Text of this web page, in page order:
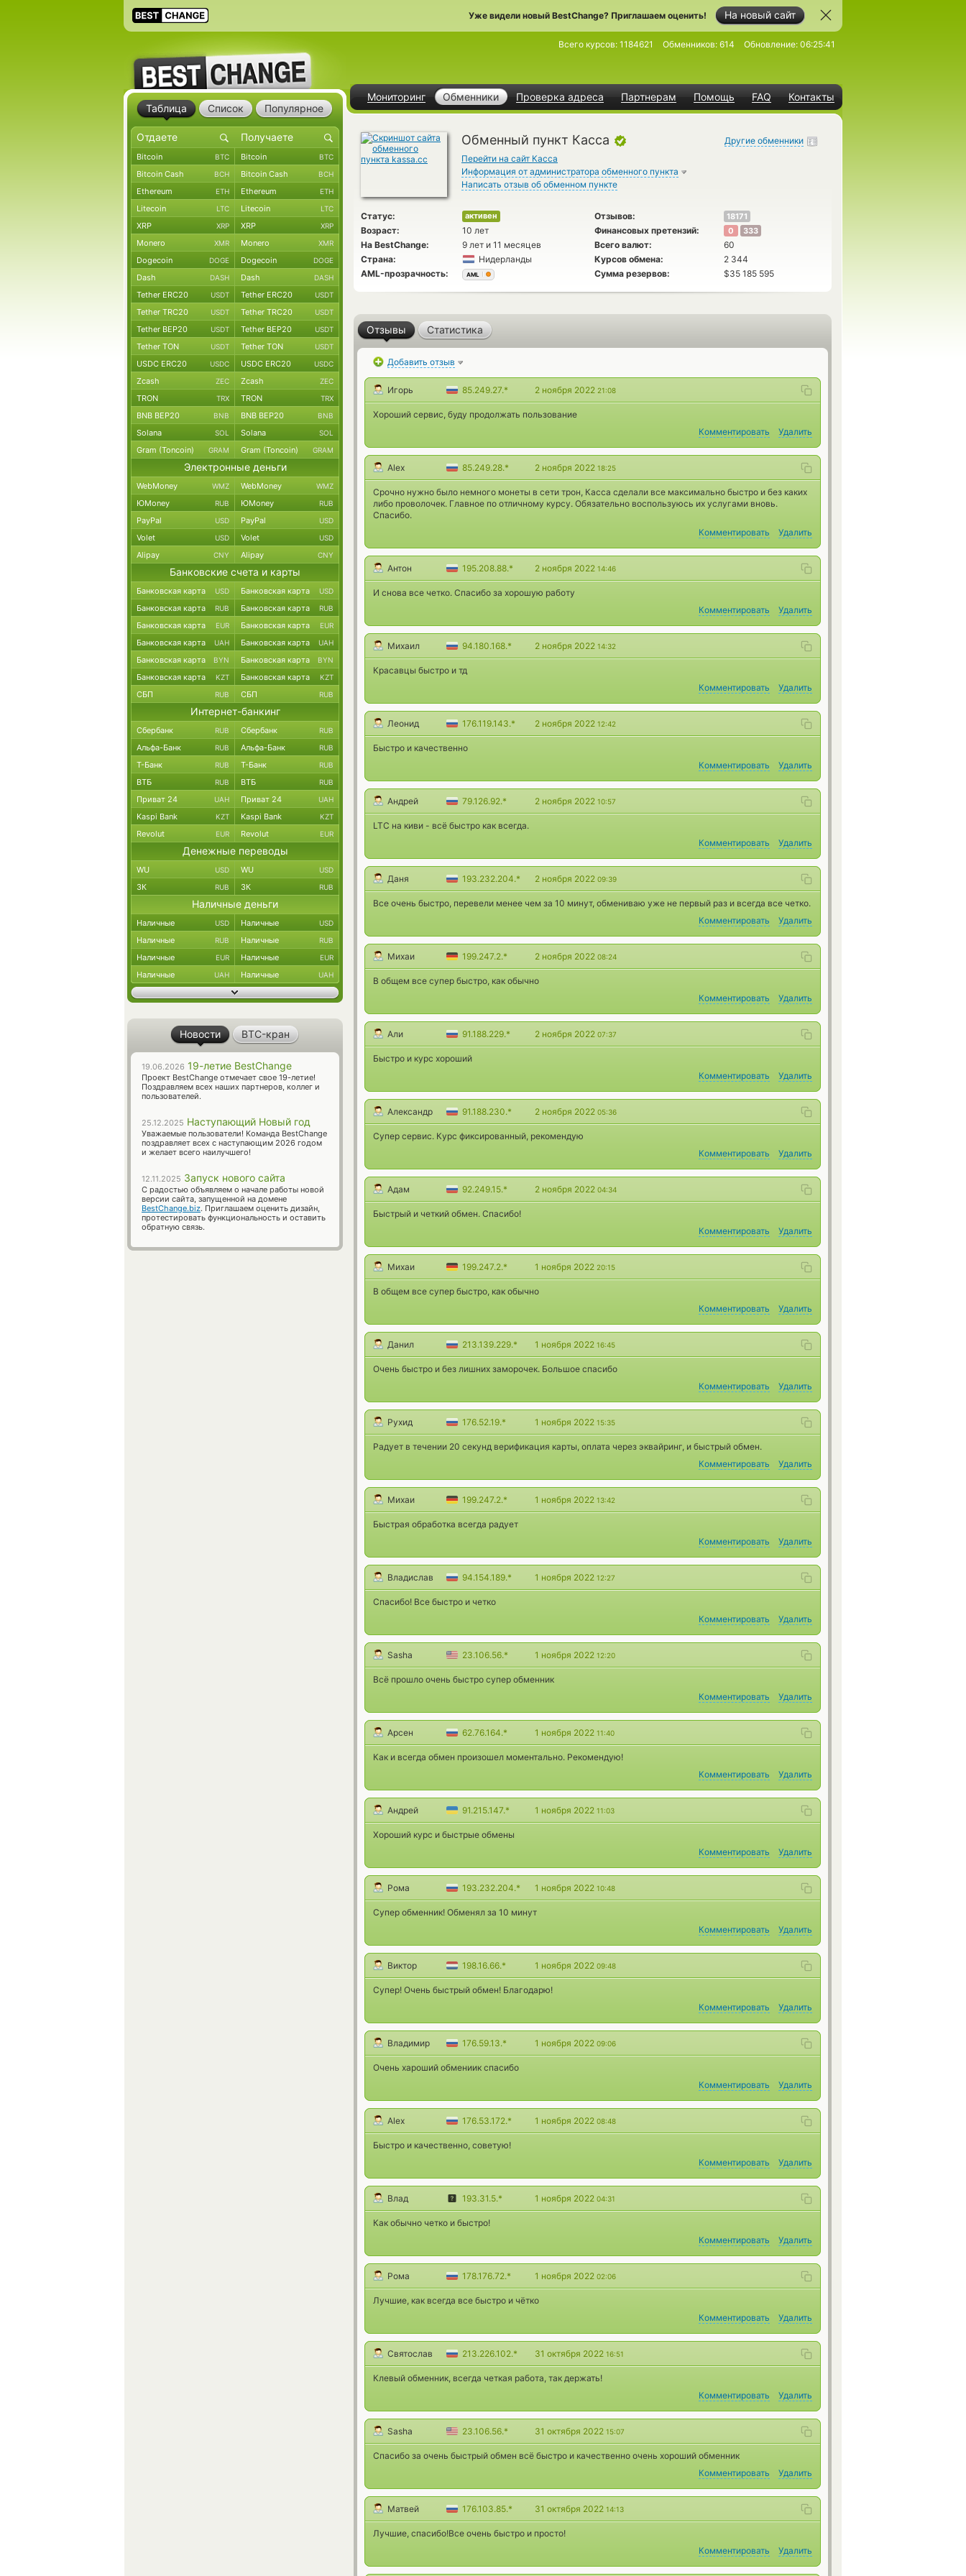
На новый сайт
Уже видели новый BestChange? Приглашаем оценить!
Мониторинг Обменники Проверка адреса Партнерам Помощь FAQ Контакты
Всего курсов: 1184621 Обменников: 614 Обновление: 06:25:41
Обменный пункт Касса
Перейти на сайт Касса
Информация от администратора обменного пункта
Написать отзыв об обменном пункте
Другие обменники
Статус: активен Отзывов: 18171
Возраст: 10 лет Финансовых претензий: 0 333
На BestChange: 9 лет и 11 месяцев Всего валют:
60
Страна:
Нидерланды Курсов обмена:
2 344
AML-прозрачность:
AML Сумма резервов: $35 185 595
Отзывы Статистика
Добавить отзыв
Игорь 85.249.27.* 2 ноября 2022 21:08
Хороший сервис, буду продолжать пользование
Комментировать
Удалить
Alex 85.249.28.* 2 ноября 2022 18:25
Срочно нужно было немного монеты в сети трон, Касса сделали все максимально быстро и без каких
либо проволочек. Главное по отличному курсу. Обязательно воспользуюсь их услугами вновь.
Спасибо.
Комментировать
Удалить
Антон 195.208.88.* 2 ноября 2022 14:46
И снова все четко. Спасибо за хорошую работу
Комментировать
Удалить
Михаил 94.180.168.* 2 ноября 2022 14:32
Красавцы быстро и тд
Комментировать
Удалить
Леонид 176.119.143.* 2 ноября 2022 12:42
Быстро и качественно
Комментировать
Удалить
Андрей 79.126.92.* 2 ноября 2022 10:57
LTC на киви - всё быстро как всегда.
Комментировать
Удалить
Даня 193.232.204.* 2 ноября 2022 09:39
Все очень быстро, перевели менее чем за 10 минут, обмениваю уже не первый раз и всегда все четко.
Комментировать
Удалить
Михаи 199.247.2.* 2 ноября 2022 08:24
В общем все супер быстро, как обычно
Комментировать
Удалить
Али 91.188.229.* 2 ноября 2022 07:37
Быстро и курс хороший
Комментировать
Удалить
Александр 91.188.230.* 2 ноября 2022 05:36
Супер сервис. Курс фиксированный, рекомендую
Комментировать
Удалить
Адам 92.249.15.* 2 ноября 2022 04:34
Быстрый и четкий обмен. Спасибо!
Комментировать
Удалить
Михаи 199.247.2.* 1 ноября 2022 20:15
В общем все супер быстро, как обычно
Комментировать
Удалить
Данил 213.139.229.* 1 ноября 2022 16:45
Очень быстро и без лишних заморочек. Большое спасибо
Комментировать
Удалить
Рухид 176.52.19.* 1 ноября 2022 15:35
Радует в течении 20 секунд верификация карты, оплата через эквайринг, и быстрый обмен.
Комментировать
Удалить
Михаи 199.247.2.* 1 ноября 2022 13:42
Быстрая обработка всегда радует
Комментировать
Удалить
Владислав 94.154.189.* 1 ноября 2022 12:27
Спасибо! Все быстро и четко
Комментировать
Удалить
Sasha 23.106.56.* 1 ноября 2022 12:20
Всё прошло очень быстро супер обменник
Комментировать
Удалить
Арсен 62.76.164.* 1 ноября 2022 11:40
Как и всегда обмен произошел моментально. Рекомендую!
Комментировать
Удалить
Андрей 91.215.147.* 1 ноября 2022 11:03
Хороший курс и быстрые обмены
Комментировать
Удалить
Рома 193.232.204.* 1 ноября 2022 10:48
Супер обменник! Обменял за 10 минут
Комментировать
Удалить
Виктор 198.16.66.* 1 ноября 2022 09:48
Супер! Очень быстрый обмен! Благодарю!
Комментировать
Удалить
Владимир 176.59.13.* 1 ноября 2022 09:06
Очень хароший обмениик спасибо
Комментировать
Удалить
Alex 176.53.172.* 1 ноября 2022 08:48
Быстро и качественно, советую!
Комментировать
Удалить
Влад 193.31.5.* 1 ноября 2022 04:31
Как обычно четко и быстро!
Комментировать
Удалить
Рома 178.176.72.* 1 ноября 2022 02:06
Лучшие, как всегда все быстро и чётко
Комментировать
Удалить
Святослав 213.226.102.* 31 октября 2022 16:51
Клевый обменник, всегда четкая работа, так держать!
Комментировать
Удалить
Sasha 23.106.56.* 31 октября 2022 15:07
Спасибо за очень быстрый обмен всё быстро и качественно очень хороший обменник
Комментировать
Удалить
Матвей 176.103.85.* 31 октября 2022 14:13
Лучшие, спасибо!Все очень быстро и просто!
Комментировать
Удалить
Таблица Список Популярное
Bitcoin BTC Bitcoin BTC
Bitcoin Cash BCH Bitcoin Cash BCH
Ethereum ETH Ethereum ETH
Litecoin LTC Litecoin LTC
XRP XRP XRP XRP
Monero XMR Monero XMR
Dogecoin DOGE Dogecoin DOGE
Dash DASH Dash DASH
Tether ERC20 USDT Tether ERC20 USDT
Tether TRC20 USDT Tether TRC20 USDT
Tether BEP20 USDT Tether BEP20 USDT
Tether TON USDT Tether TON USDT
USDC ERC20 USDC USDC ERC20 USDC
Zcash ZEC Zcash ZEC
TRON TRX TRON TRX
BNB BEP20 BNB BNB BEP20 BNB
Solana SOL Solana SOL
Gram (Toncoin) GRAM Gram (Toncoin) GRAM
Электронные деньги
WebMoney WMZ WebMoney WMZ
ЮMoney RUB ЮMoney RUB
PayPal USD PayPal USD
Volet USD Volet USD
Alipay CNY Alipay CNY
Банковские счета и карты
Банковская карта USD Банковская карта USD
Банковская карта RUB Банковская карта RUB
Банковская карта EUR Банковская карта EUR
Банковская карта UAH Банковская карта UAH
Банковская карта BYN Банковская карта BYN
Банковская карта KZT Банковская карта KZT
СБП RUB СБП RUB
Интернет-банкинг
Сбербанк RUB Сбербанк RUB
Альфа-Банк RUB Альфа-Банк RUB
Т-Банк RUB Т-Банк RUB
ВТБ RUB ВТБ RUB
Приват 24 UAH Приват 24 UAH
Kaspi Bank KZT Kaspi Bank KZT
Revolut EUR Revolut EUR
Денежные переводы
WU USD WU USD
ЗК RUB ЗК RUB
Наличные деньги
Наличные USD Наличные USD
Наличные RUB Наличные RUB
Наличные EUR Наличные EUR
Наличные UAH Наличные UAH
Новости BTC-кран
19.06.2026 19-летие BestChange
Проект BestChange отмечает свое 19-летие!
Поздравляем всех наших партнеров, коллег и
пользователей.
25.12.2025 Наступающий Новый год
Уважаемые пользователи! Команда BestChange
поздравляет всех с наступающим 2026 годом
и желает всего наилучшего!
12.11.2025 Запуск нового сайта
С радостью объявляем о начале работы новой
версии сайта, запущенной на домене
BestChange.biz. Приглашаем оценить дизайн,
протестировать функциональность и оставить
обратную связь.